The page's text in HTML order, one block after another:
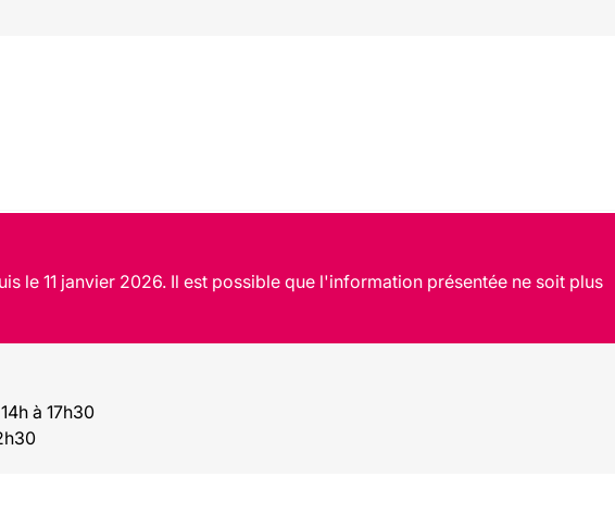
le 11 janvier 2026. Il est possible que l'information présentée ne soit plus
à 17h30